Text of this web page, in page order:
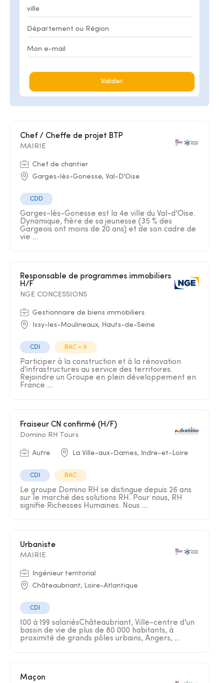
Valider
Chef / Cheffe de projet BTP
MAIRIE
Chef de chantier
Garges-lès-Gonesse, Val-D'Oise
CDD
Garges-lès-Gonesse est la 4e ville du Val-d'Oise.
Dynamique, fière de sa jeunesse (35 % des
Gargeois ont moins de 20 ans) et de son cadre de
vie ...
Responsable de programmes immobiliers
H/F
NGE CONCESSIONS
Gestionnaire de biens immobiliers
Issy-les-Moulineaux, Hauts-de-Seine
CDI BAC + 5
Participer à la construction et à la rénovation
d'infrastructures au service des territoires.
Rejoindre un Groupe en plein développement en
France ...
Fraiseur CN confirmé (H/F)
Domino RH Tours
Autre La Ville-aux-Dames, Indre-et-Loire
CDI BAC
Le groupe Domino RH se distingue depuis 26 ans
sur le marché des solutions RH. Pour nous, RH
signifie Richesses Humaines. Nous ...
Urbaniste
MAIRIE
Ingénieur territorial
Châteaubriant, Loire-Atlantique
CDI
100 à 199 salariésChâteaubriant, Ville-centre d'un
bassin de vie de plus de 80 000 habitants, à
proximité de grands pôles urbains, Angers, ...
Maçon